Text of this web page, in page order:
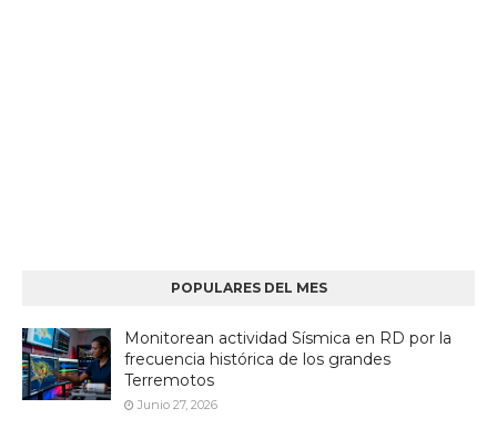
POPULARES DEL MES
Monitorean actividad Sísmica en RD por la
frecuencia histórica de los grandes
Terremotos
Junio 27, 2026